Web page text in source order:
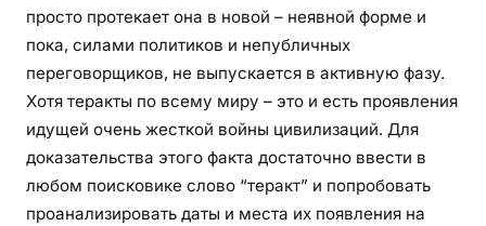
просто протекает она в новой – неявной форме и
пока, силами политиков и непубличных
переговорщиков, не выпускается в активную фазу.
Хотя теракты по всему миру – это и есть проявления
идущей очень жесткой войны цивилизаций. Для
доказательства этого факта достаточно ввести в
любом поисковике слово “теракт” и попробовать
проанализировать даты и места их появления на